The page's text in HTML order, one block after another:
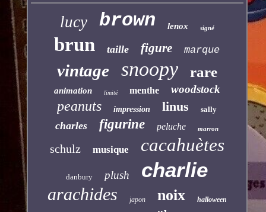
lucy brown lenox signé
brun taille figure marque
vintage snoopy rare
animation limité menthe woodstock
peanuts impression linus sally
charles figurine peluche marron
schulz musique cacahuètes
danbury plush charlie
arachides japon noix halloween